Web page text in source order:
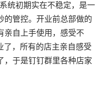
统初期实在不稳定，是一
的管控。开业前总部做的
亲自上手使用，感受不
了，所有的店主亲自感受
，于是钉钉群里各种店家